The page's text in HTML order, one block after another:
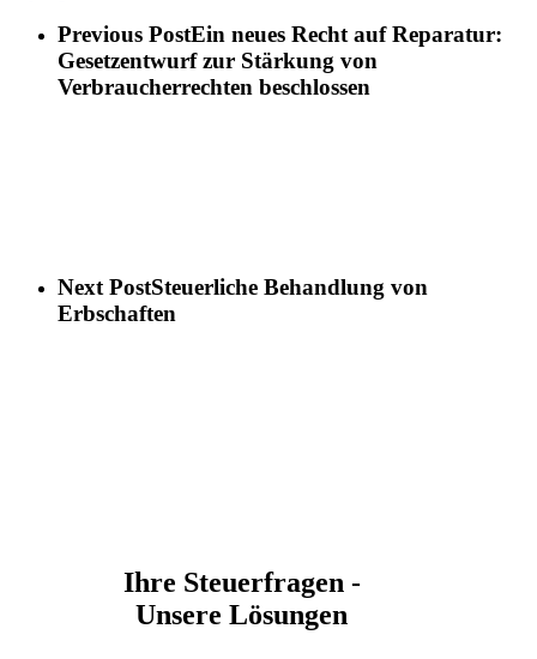
Previous PostEin neues Recht auf Reparatur:
Gesetzentwurf zur Stärkung von
Verbraucherrechten beschlossen
Next PostSteuerliche Behandlung von
Erbschaften
Ihre Steuerfragen -
Unsere Lösungen